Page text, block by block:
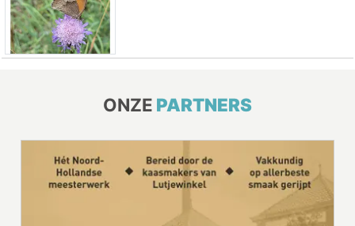
ONZE PARTNERS